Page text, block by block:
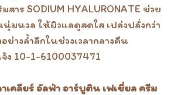
สาร SODIUM HYALURONATE ช่วย
มนวล ให้ผิวแลดูสดใส เปล่งปลั่งกว่า
ย่างล้ำลึกในช่วงเวลากลางคืน
ง 10-1-6100037471
เคลียร์ อัลฟ่า อาร์บูติน เฟเชี่ยล ครีม